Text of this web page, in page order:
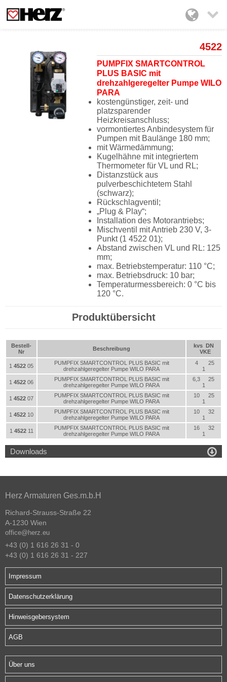

4522
PUMPFIX SMARTCONTROL
PLUS BASIC mit
drehzahlgeregelter Pumpe WILO
PARA
kostengünstiger, zeit- und
platzsparender
Heizkreisanschluss;
vormontiertes Anbindesystem für
Pumpen mit Baulänge 180 mm;
mit Wärmedämmung;
Kugelhähne mit integriertem
Thermometer für VL und RL;
Distanzstück aus
pulverbeschichtetem Stahl
(schwarz);
Rückschlagventil;
„Plug & Play“;
Installation des Motorantriebs;
Mischventil mit Antrieb 230 V, 3-
Punkt (1 4522 01);
Abstand zwischen VL und RL: 125
mm;
max. Betriebstemperatur: 110 °C;
max. Betriebsdruck: 10 bar;
Temperaturmessbereich:0 °C bis
120 °C.
Produktübersicht
Bestell-
Nr
Beschreibung kvs DN
VKE
1 4522 05
PUMPFIX SMARTCONTROL PLUS BASIC mit
drehzahlgeregelter Pumpe WILO PARA
4
25
1
1 4522 06
PUMPFIX SMARTCONTROL PLUS BASIC mit
drehzahlgeregelter Pumpe WILO PARA
6,3
25
1
1 4522 07
PUMPFIX SMARTCONTROL PLUS BASIC mit
drehzahlgeregelter Pumpe WILO PARA
10
25
1
1 4522 10
PUMPFIX SMARTCONTROL PLUS BASIC mit
drehzahlgeregelter Pumpe WILO PARA
10
32
1
1 452211
PUMPFIX SMARTCONTROL PLUS BASIC mit
drehzahlgeregelter Pumpe WILO PARA
16
32
1
Downloads 
Herz Armaturen Ges.m.b.H
Richard-Strauss-Straße 22
A-1230 Wien
office@herz.eu
+43 (0) 1 616 26 31 - 0
+43 (0) 1 616 26 31 - 227
Impressum
Datenschutzerklärung
Hinweisgebersystem
AGB
Über uns